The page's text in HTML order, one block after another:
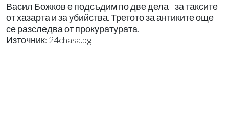
Васил Божков е подсъдим по две дела - за таксите
от хазарта и за убийства. Третото за антиките още
се разследва от прокуратурата.
Източник: 24chasa.bg